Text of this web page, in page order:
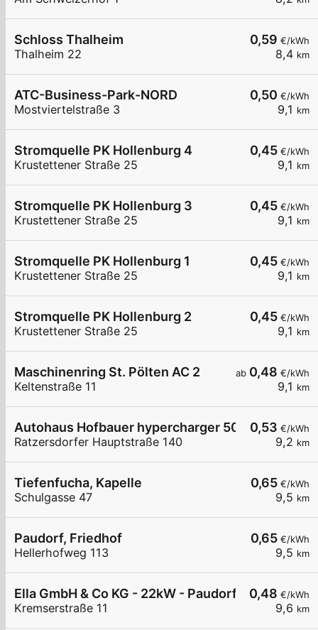
0,59 €/kWh
8,4 km
Schloss Thalheim
Thalheim 22
0,50 €/kWh
9,1 km
ATC-Business-Park-NORD
Mostviertelstraße 3
0,45 €/kWh
9,1 km
Stromquelle PK Hollenburg 4
Krustettener Straße 25
0,45 €/kWh
9,1 km
Stromquelle PK Hollenburg 3
Krustettener Straße 25
0,45 €/kWh
9,1 km
Stromquelle PK Hollenburg 1
Krustettener Straße 25
0,45 €/kWh
9,1 km
Stromquelle PK Hollenburg 2
Krustettener Straße 25
ab 0,48 €/kWh
9,1 km
Maschinenring St. Pölten AC 2
Keltenstraße 11
0,53 €/kWh
9,2 km
Autohaus Hofbauer hypercharger 50 kW
Ratzersdorfer Hauptstraße 140
0,65 €/kWh
9,5 km
Tiefenfucha, Kapelle
Schulgasse 47
0,65 €/kWh
9,5 km
Paudorf, Friedhof
Hellerhofweg 113
0,48 €/kWh
9,6 km
Ella GmbH & Co KG - 22kW - Paudorf
Kremserstraße 11